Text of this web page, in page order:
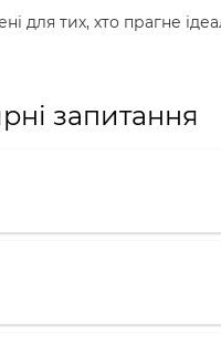
тих, хто прагне
запитання